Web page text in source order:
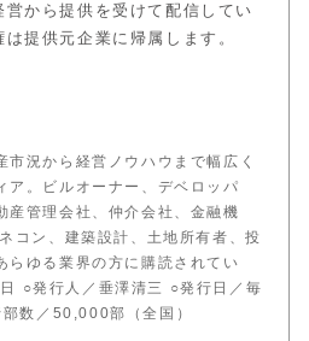
から提供を受けて配信してい
提供元企業に帰属します。
市況から経営ノウハウまで幅広く
ア。ビルオーナー、デベロッパ
産管理会社、仲介会社、金融機
コン、建築設計、土地所有者、投
らゆる業界の方に購読されてい
○発行人／垂澤清三 ○発行日／毎
数／50,000部（全国）